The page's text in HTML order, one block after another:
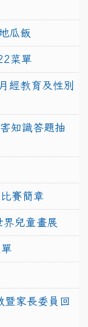
瓜飯
菜單
經教育及性別
知識答題抽
賽簡章
界兒童畫展
暨家長委員回